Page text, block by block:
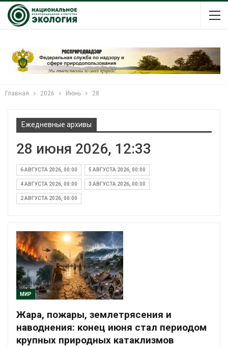
Главная 2026 Июнь 28
Ежедневные архивы
28 июня 2026, 12:33
6 АВГУСТА 2026, 00:00 5 АВГУСТА 2026, 00:00
4 АВГУСТА 2026, 00:00 3 АВГУСТА 2026, 00:00
2 АВГУСТА 2026, 00:00
МИР
Жара, пожары, землетрясения и
наводнения: конец июня стал периодом
крупных природных катаклизмов